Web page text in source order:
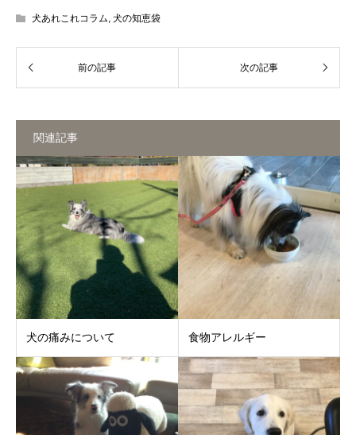
犬あれこれコラム, 犬の知恵袋
関連記事
犬の痛みについて 食物アレルギー